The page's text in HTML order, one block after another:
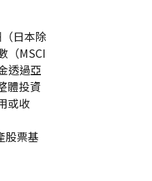
日本除
（MSCI
透過亞
體投資
或收
股票基